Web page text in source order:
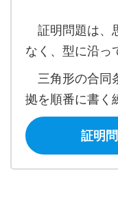
証明問題は、
なく、型に沿っ
三角形の合同
拠を順番に書く
証明